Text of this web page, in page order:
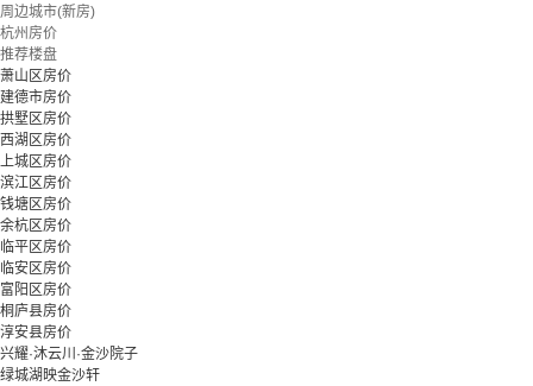
周边城市(新房)
杭州房价
推荐楼盘
萧山区房价
建德市房价
拱墅区房价
西湖区房价
上城区房价
滨江区房价
钱塘区房价
余杭区房价
临平区房价
临安区房价
富阳区房价
桐庐县房价
淳安县房价
兴耀·沐云川·金沙院子
绿城湖映金沙轩